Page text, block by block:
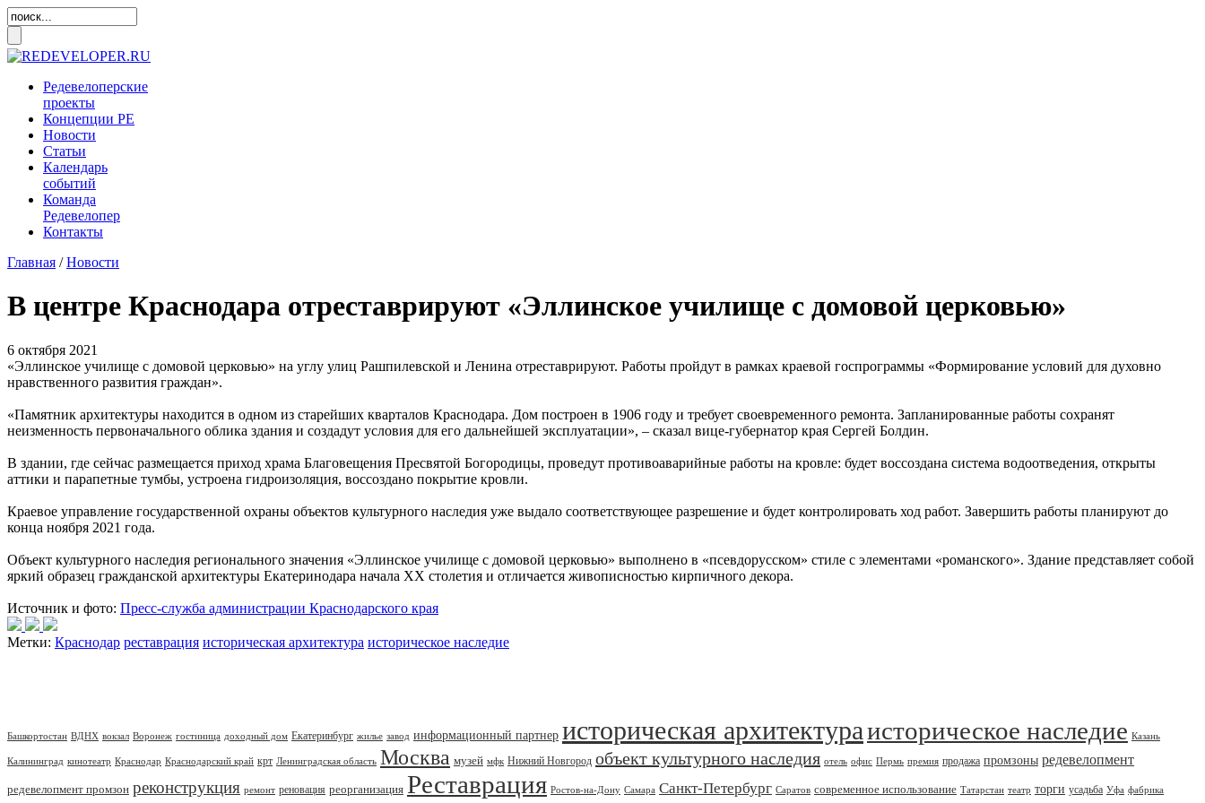
Редевелоперские
проекты
Концепции РЕ
Новости
Статьи
Календарь
событий
Команда
Редевелопер
Контакты
Главная /Новости
В центре Краснодара отреставрируют «Эллинское училище с домовой церковью»
6 октября 2021
«Эллинское училище с домовой церковью» на углу улиц Рашпилевской и Ленина отреставрируют. Работы пройдут в рамках краевой госпрограммы «Формирование условий для духовно
нравственного развития граждан».
«Памятник архитектуры находится в одном из старейших кварталов Краснодара. Дом построен в 1906 году и требует своевременного ремонта. Запланированные работы сохранят
неизменность первоначального облика здания и создадут условия для его дальнейшей эксплуатации», – сказал вице-губернатор края Сергей Болдин.
В здании, где сейчас размещается приход храма Благовещения Пресвятой Богородицы, проведут противоаварийные работы на кровле: будет воссоздана система водоотведения, открыты
аттики и парапетные тумбы, устроена гидроизоляция, воссоздано покрытие кровли.
Краевое управление государственной охраны объектов культурного наследия уже выдало соответствующее разрешение и будет контролировать ход работ. Завершить работы планируют до
конца ноября 2021 года.
Объект культурного наследия регионального значения «Эллинское училище с домовой церковью» выполнено в «псевдорусском» стиле с элементами «романского». Здание представляет собой
яркий образец гражданской архитектуры Екатеринодара начала XX столетия и отличается живописностью кирпичного декора.
Источник и фото: Пресс-служба администрации Краснодарского края
Метки: Краснодар реставрация историческая архитектура историческое наследие
Башкортостан ВДНХ вокзал Воронеж гостиница доходный дом Екатеринбург жилье завод информационный партнер историческая архитектураисторическое наследие Казань
Калининград кинотеатр Краснодар Краснодарский край крт Ленинградская область Москва музей мфк Нижний Новгород объект культурного наследия отель офис Пермь премия продажа промзоны редевелопмент
редевелопмент промзон реконструкция ремонт реновация реорганизация Реставрация Ростов-на-Дону Самара Санкт-Петербург Саратов современное использование Татарстан театр торги усадьба Уфа фабрика